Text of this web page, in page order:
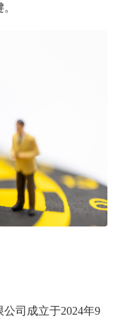
司成立于2024年9